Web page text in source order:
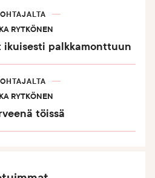
RYTKÖNEN
ikuisesti palkkamonttuun
RYTKÖNEN
töissä